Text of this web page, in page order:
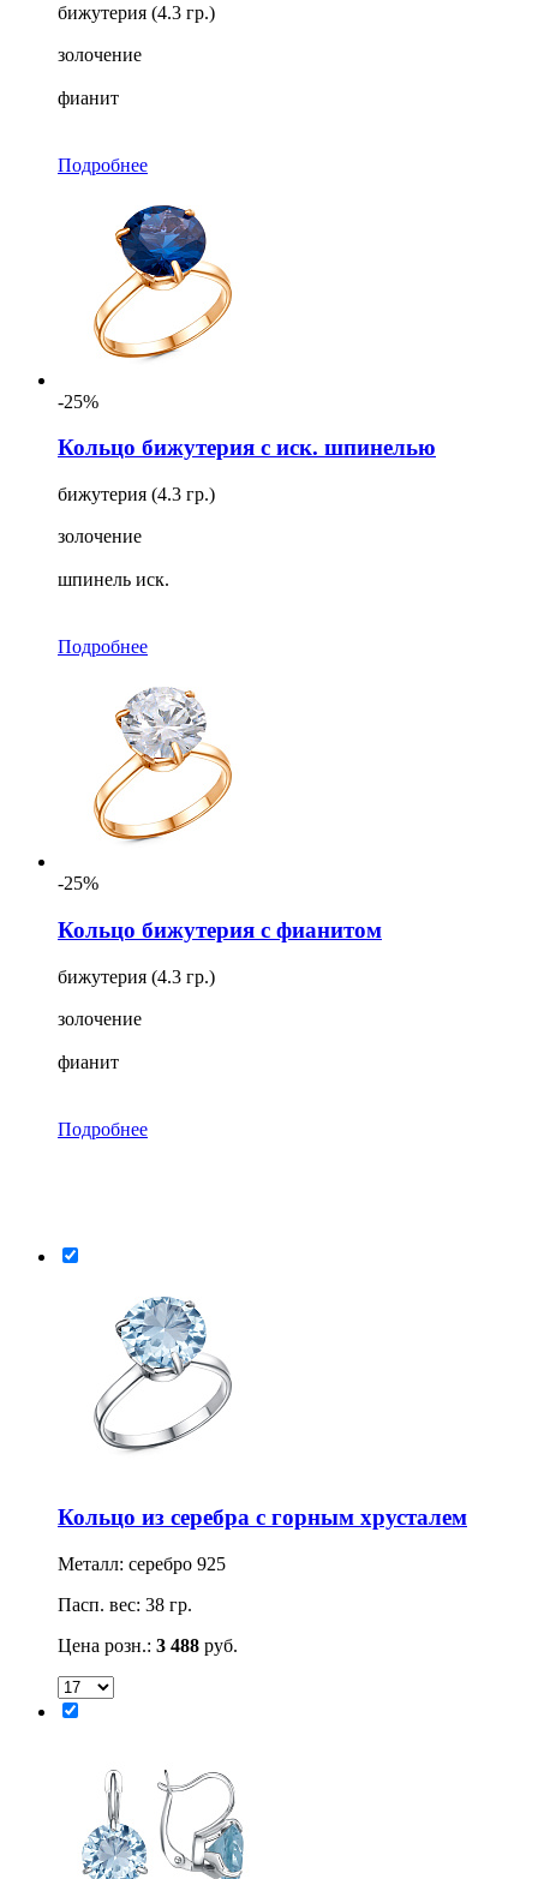
бижутерия (4.3 гр.)
золочение
фианит
Подробнее
-25%
Кольцо бижутерия с иск. шпинелью
бижутерия (4.3 гр.)
золочение
шпинель иск.
Подробнее
-25%
Кольцо бижутерия с фианитом
бижутерия (4.3 гр.)
золочение
фианит
Подробнее
Кольцо из серебра с горным хрусталем
Металл: серебро 925
Пасп. вес: 38 гр.
Цена розн.: 3 488 руб.